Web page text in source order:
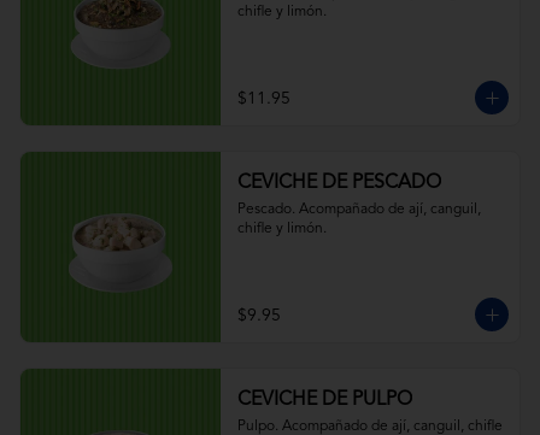
chifle y limón.
$11.95
CEVICHE DE PESCADO
Pescado. Acompañado de ají, canguil,
chifle y limón.
$9.95
CEVICHE DE PULPO
Pulpo. Acompañado de ají, canguil, chifle